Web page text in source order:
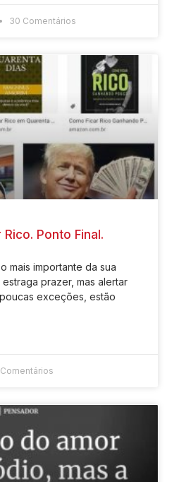
30 Comentários
Ponto Final.
mais importante da sua
prazer, mas alertar
exceções, estão
Comentários